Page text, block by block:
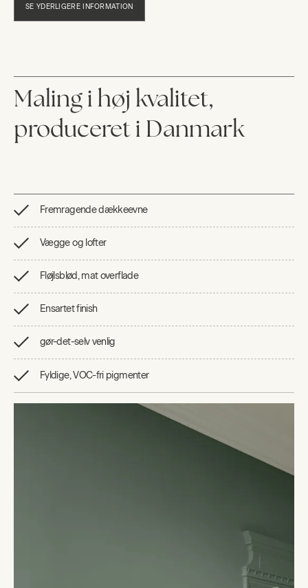
SE YDERLIGERE INFORMATION
Maling i høj kvalitet,
produceret i Danmark
Fremragende dækkeevne
Vægge og lofter
Fløjlsblød, mat overflade
Ensartet finish
gør-det-selv venlig
Fyldige, VOC-fri pigmenter